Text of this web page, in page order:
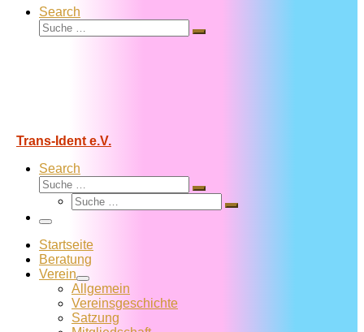
Search
Suche
Suche
Trans-Ident e.V.
Search
Suche
Suche
Suche
Suche
Menü
Startseite
Beratung
Verein
Allgemein
Vereins­geschichte
Satzung